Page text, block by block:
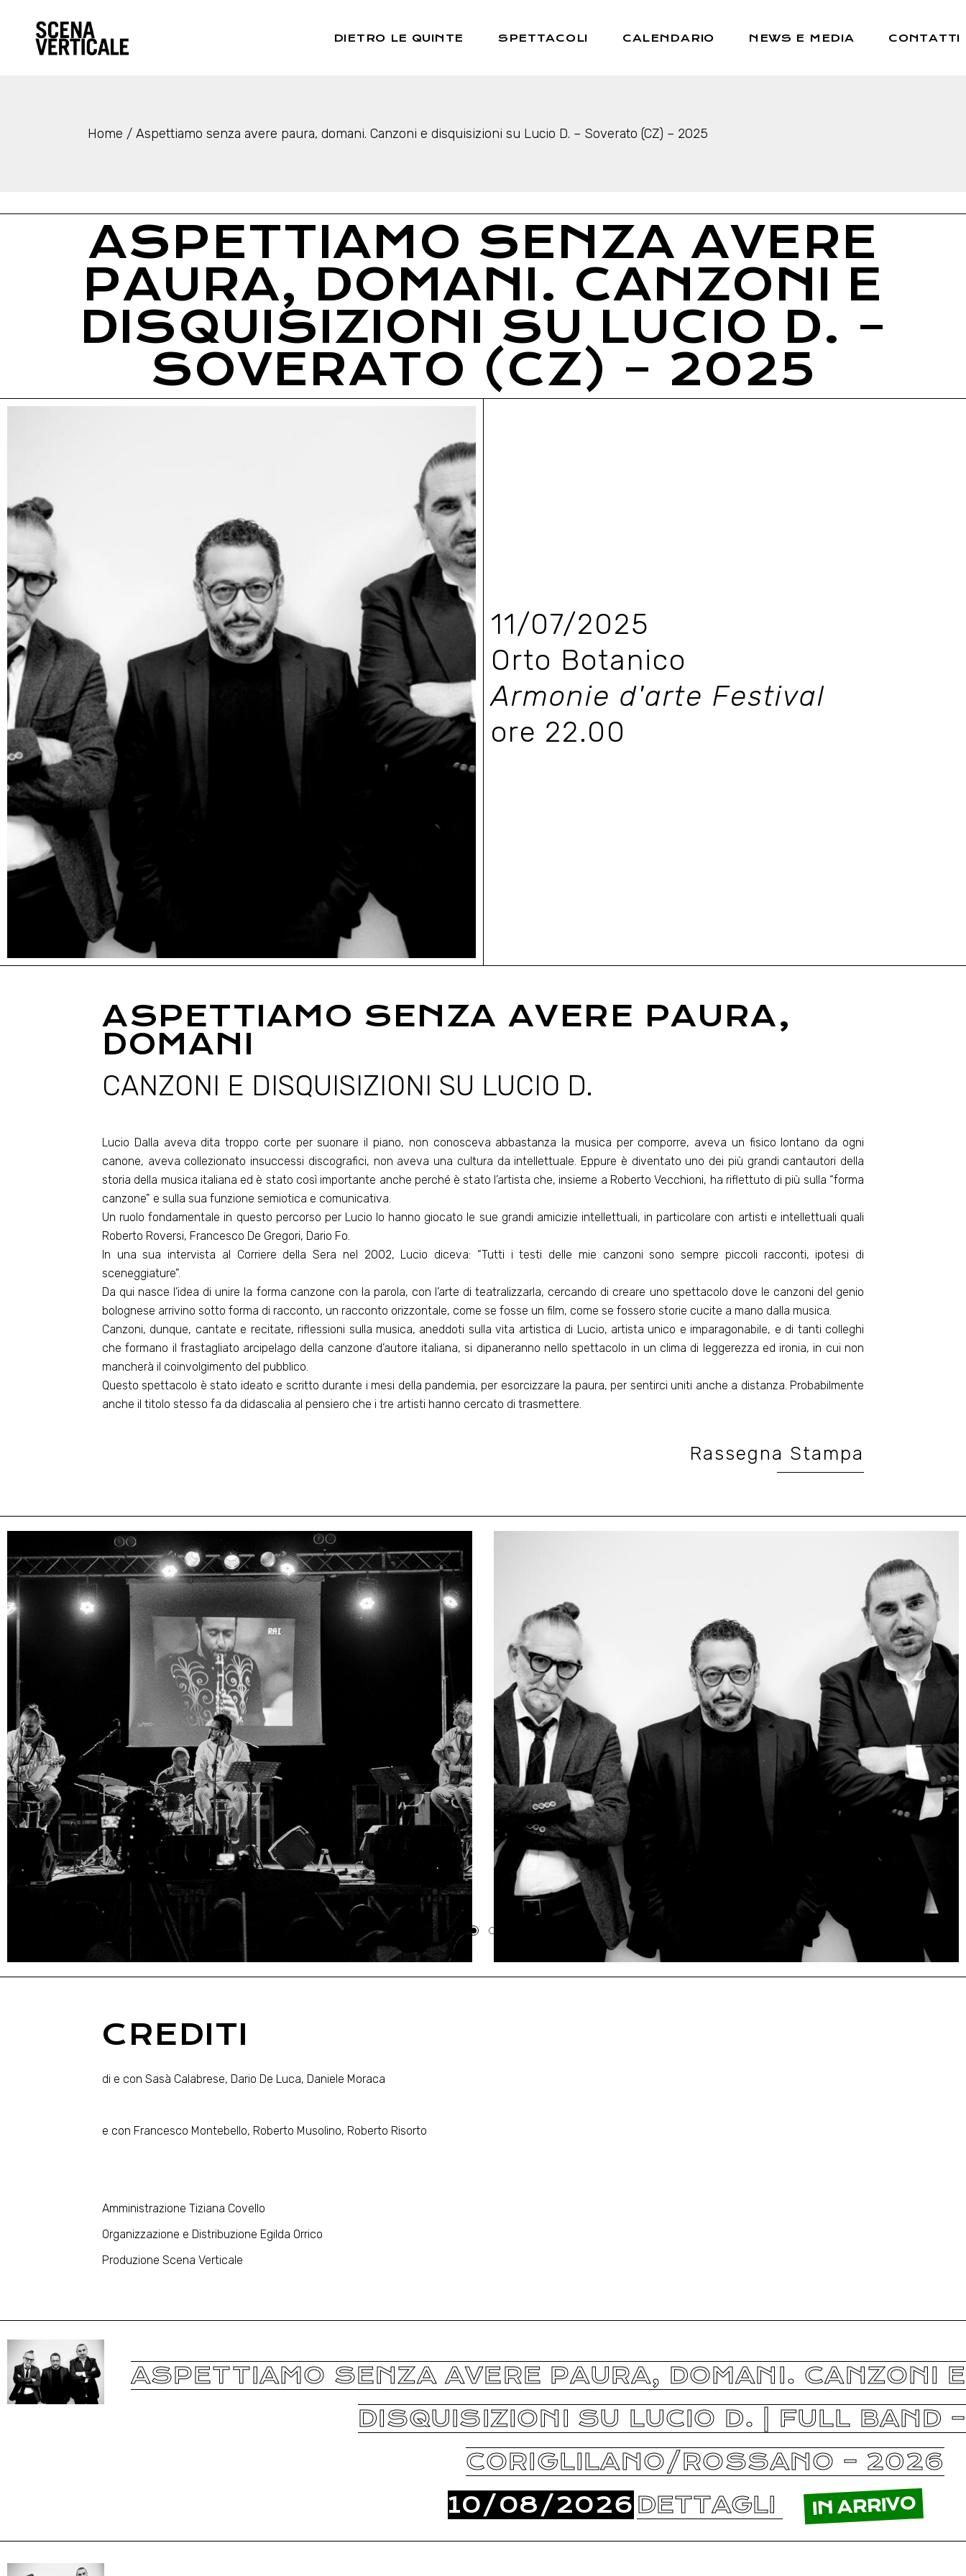
DIETRO LE QUINTE
Premi e riconoscimenti
SPETTACOLI
Teatro Ragazzi
CALENDARIO NEWS E MEDIA CONTATTI
Chi siamo
In Scena
Rassegna Stampa
Home Aspettiamo senza avere paura, domani. Canzoni e disquisizioni su Lucio D. – Soverato (CZ) – 2025
ASPETTIAMO SENZA AVERE
PAURA, DOMANI. CANZONI E
DISQUISIZIONI SU LUCIO D. –
SOVERATO (CZ) – 2025
11/07/2025
Orto Botanico
Armonie d'arte Festival
ore 22.00
ASPETTIAMO SENZA AVERE PAURA,
DOMANI
CANZONI E DISQUISIZIONI SU LUCIO D.
Lucio Dalla aveva dita troppo corte per suonare il piano, non conosceva abbastanza la musica per comporre, aveva un fisico lontano da ogni
canone, aveva collezionato insuccessi discografici, non aveva una cultura da intellettuale. Eppure è diventato uno dei più grandi cantautori della
storia della musica italiana ed è stato così importante anche perché è stato l’artista che, insieme a Roberto Vecchioni, ha riflettuto di più sulla “forma
canzone” e sulla sua funzione semiotica e comunicativa.
Un ruolo fondamentale in questo percorso per Lucio lo hanno giocato le sue grandi amicizie intellettuali, in particolare con artisti e intellettuali quali
Roberto Roversi, Francesco De Gregori, Dario Fo.
In una sua intervista al Corriere della Sera nel 2002, Lucio diceva: “Tutti i testi delle mie canzoni sono sempre piccoli racconti, ipotesi di
sceneggiature”.
Da qui nasce l’idea di unire la forma canzone con la parola, con l’arte di teatralizzarla, cercando di creare uno spettacolo dove le canzoni del genio
bolognese arrivino sotto forma di racconto, un racconto orizzontale, come se fosse un film, come se fossero storie cucite a mano dalla musica.
Canzoni, dunque, cantate e recitate, riflessioni sulla musica, aneddoti sulla vita artistica di Lucio, artista unico e imparagonabile, e di tanti colleghi
che formano il frastagliato arcipelago della canzone d’autore italiana, si dipaneranno nello spettacolo in un clima di leggerezza ed ironia, in cui non
mancherà il coinvolgimento del pubblico.
Questo spettacolo è stato ideato e scritto durante i mesi della pandemia, per esorcizzare la paura, per sentirci uniti anche a distanza. Probabilmente
anche il titolo stesso fa da didascalia al pensiero che i tre artisti hanno cercato di trasmettere.
Rassegna Stampa
CREDITI
di e con Sasà Calabrese, Dario De Luca, Daniele Moraca
e con Francesco Montebello, Roberto Musolino, Roberto Risorto
Amministrazione Tiziana Covello
Organizzazione e Distribuzione Egilda Orrico
Produzione Scena Verticale
ASPETTIAMO SENZA AVERE PAURA, DOMANI. CANZONI E
DISQUISIZIONI SU LUCIO D. | FULL BAND –
CORIGLILANO/ROSSANO – 2026
10/08/2026 DETTAGLI IN ARRIVO